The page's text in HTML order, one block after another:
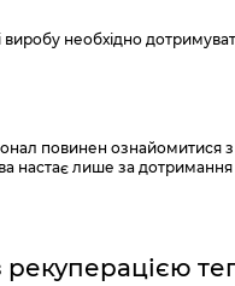
необхідно
повинен ознайомитися з
настає лише за